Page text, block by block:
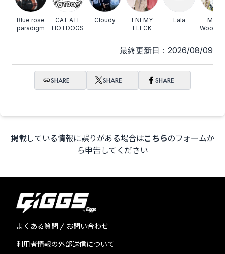
少年キッズボウイ 夕方と猫
The Spanky Muds ガガガSP
ドラマチックアラスカ
Blue rose
paradigm
CAT ATE
HOTDOGS
Cloudy
ENEMY
FLECK
Lala
最終更新日：2026/08/09
SHARE SHARE SHARE
掲載している情報に誤りがある場合はこちらのフォームか
ら申告してください
よくある質問 / お問い合わせ
利用者情報の外部送信について